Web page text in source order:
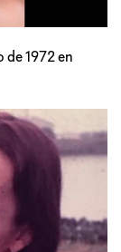
1972 en